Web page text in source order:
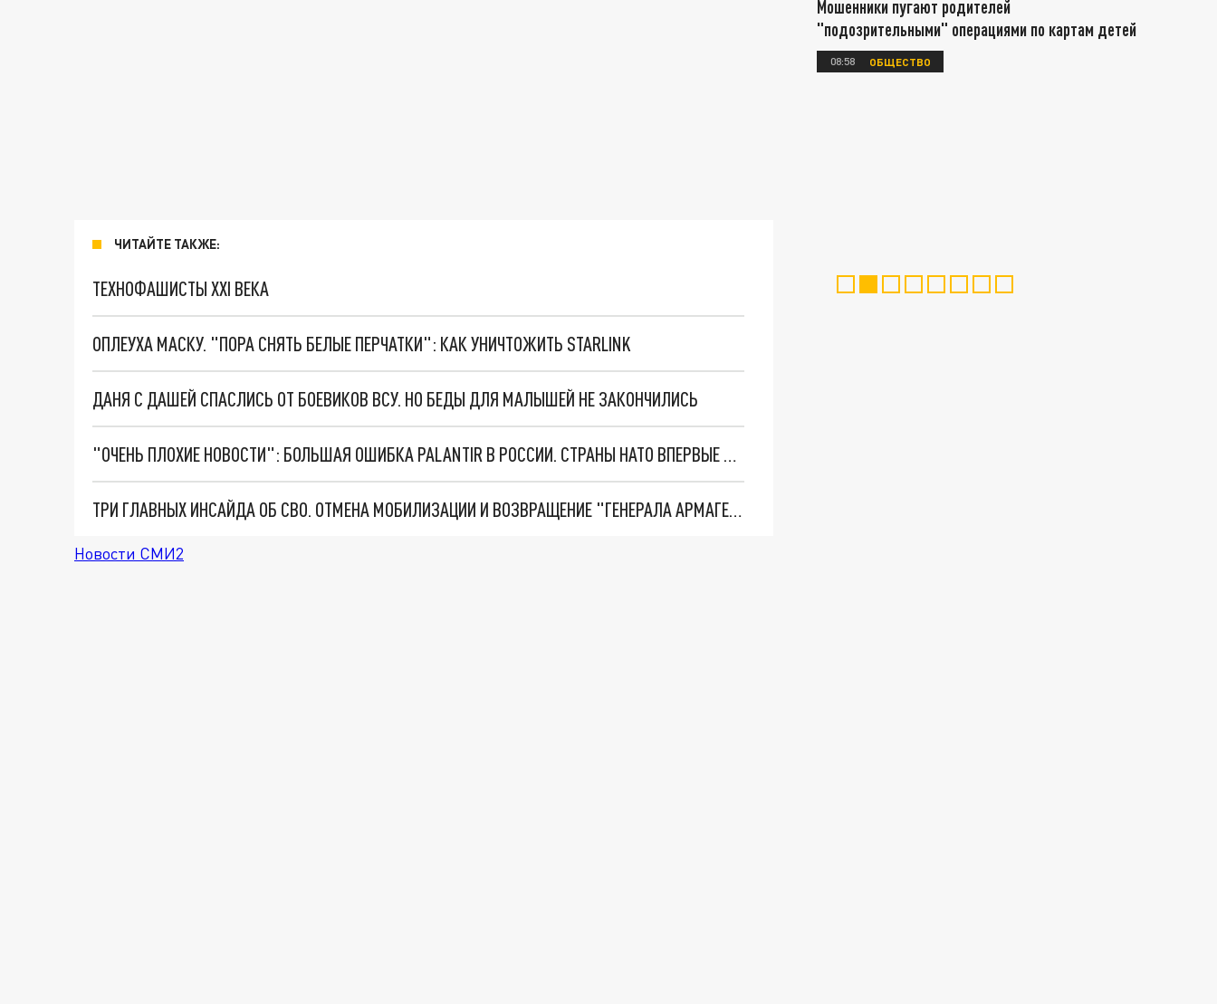
ЧИТАЙТЕ ТАКЖЕ:
ТЕХНОФАШИСТЫ XXI ВЕКА
ОПЛЕУХА МАСКУ. "ПОРА СНЯТЬ БЕЛЫЕ ПЕРЧАТКИ": КАК УНИЧТОЖИТЬ STARLINK
ДАНЯ С ДАШЕЙ СПАСЛИСЬ ОТ БОЕВИКОВ ВСУ. НО БЕДЫ ДЛЯ МАЛЫШЕЙ НЕ ЗАКОНЧИЛИСЬ
"ОЧЕНЬ ПЛОХИЕ НОВОСТИ": БОЛЬШАЯ ОШИБКА PALANTIR В РОССИИ. СТРАНЫ НАТО ВПЕРВЫЕ ЗА СВО ОСТАНОВИЛИ ПОСТАВКИ ОРУЖИЯ. ВСУ ТЕРЯЮТ ПРИГРАНИЧЬЕ?
ТРИ ГЛАВНЫХ ИНСАЙДА ОБ СВО. ОТМЕНА МОБИЛИЗАЦИИ И ВОЗВРАЩЕНИЕ "ГЕНЕРАЛА АРМАГЕДДОНА"? ОТЛИЧНЫЕ НОВОСТИ, КОТОРЫЕ ЖДАЛИ ВСЕ
Новости СМИ2
Мошенники пугают родителей
"подозрительными" операциями по картам детей
08:58 ОБЩЕСТВО